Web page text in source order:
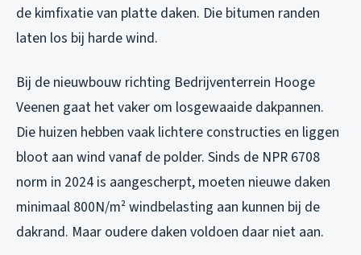
de kimfixatie van platte daken. Die bitumen randen
laten los bij harde wind.
Bij de nieuwbouw richting Bedrijventerrein Hooge
Veenen gaat het vaker om losgewaaide dakpannen.
Die huizen hebben vaak lichtere constructies en liggen
bloot aan wind vanaf de polder. Sinds de NPR 6708
norm in 2024 is aangescherpt, moeten nieuwe daken
minimaal 800N/m² windbelasting aan kunnen bij de
dakrand. Maar oudere daken voldoen daar niet aan.